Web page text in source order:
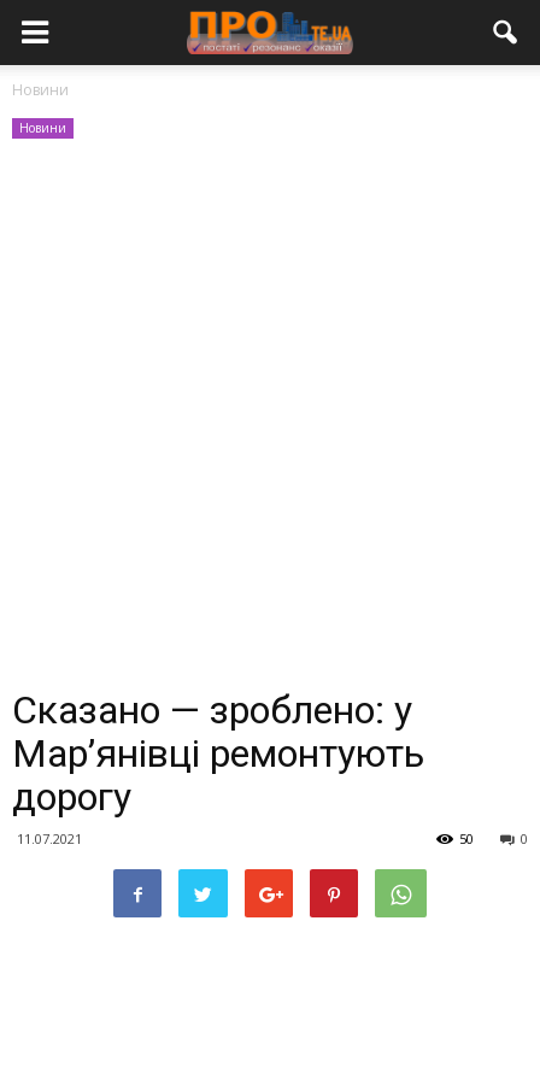
Новини
Новини
Сказано — зроблено: у
Мар’янівці ремонтують
дорогу
11.07.2021 0
50